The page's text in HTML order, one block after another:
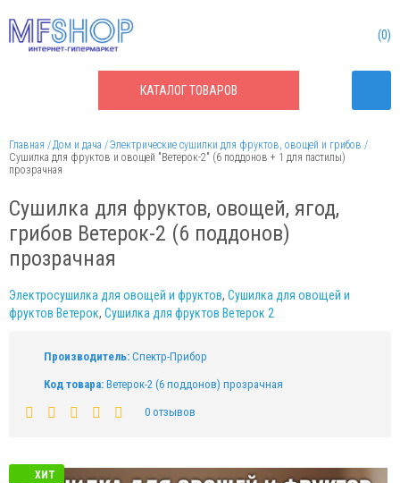
КАТАЛОГТОВАРОВ
0
Главная Дом и дача
Электрические сушилки для фруктов, овощей и грибов
Сушилка для фруктов и овощей "Ветерок-2" (6 поддонов + 1 для пастилы)
прозрачная
Сушилка для фруктов, овощей, ягод,
грибов Ветерок-2 (6 поддонов)
прозрачная
Электросушилка для овощей и фруктов, Сушилка для овощей и
фруктов Ветерок, Сушилка для фруктов Ветерок 2
Производитель: Спектр-Прибор
Код товара: Ветерок-2 (6 поддонов) прозрачная
0 отзывов
ХИТ